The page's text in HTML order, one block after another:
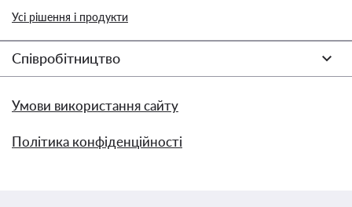
Усі рішення і продукти
Співробітництво
Умови використання сайту
Політика конфіденційності